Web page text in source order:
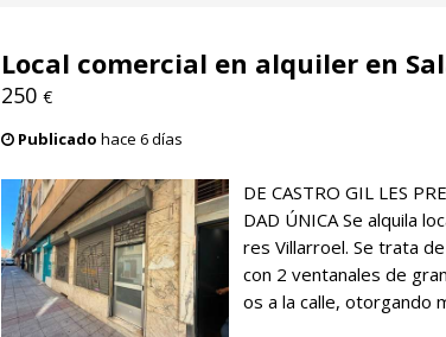
Local comercial en alquiler en
250 €
Publicado hace 6 días
DE CASTRO GIL LES
DAD ÚNICA Se alquila
res Villarroel. Se trata
con 2 ventanales de
os a la calle, otorgando